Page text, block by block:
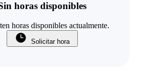
horas disponibles
horas disponibles actualmente.
Solicitar hora